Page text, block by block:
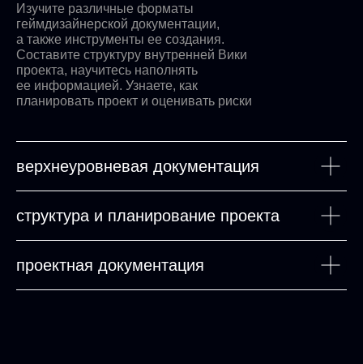
Изучите различные форматы
геймдизайнерской документации,
а также инструменты ее создания.
Составите структуру внутренней Вики
проекта, научитесь наполнять
ее информацией. Узнаете, как
планировать проект и оценивать риски
верхнеуровневая документация
структура и планирование проекта
проектная документация